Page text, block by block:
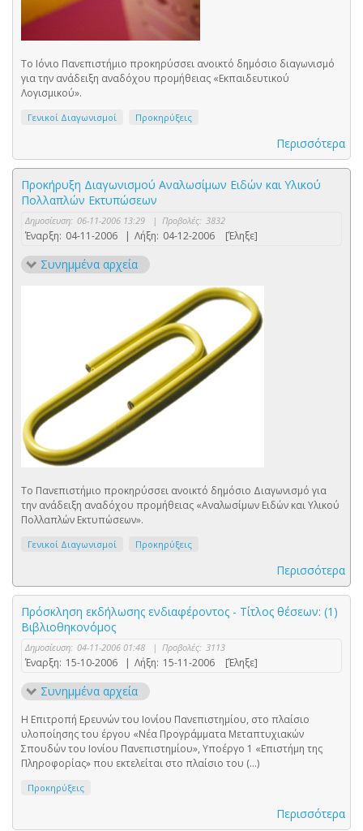
Το Ιόνιο Πανεπιστήμιο προκηρύσσει ανοικτό δημόσιο διαγωνισμό
για την ανάδειξη αναδόχου προμήθειας «Εκπαιδευτικού
Λογισμικού».
Γενικοί Διαγωνισμοί Προκηρύξεις
Περισσότερα
Προκήρυξη Διαγωνισμού Αναλωσίμων Ειδών και Υλικού
Πολλαπλών Εκτυπώσεων
Δημοσίευση: 06-11-2006 13:29 | Προβολές: 3832
Έναρξη: 04-11-2006 | Λήξη: 04-12-2006 [Έληξε]
Συνημμένα αρχεία
Το Πανεπιστήμιο προκηρύσσει ανοικτό δημόσιο Διαγωνισμό για
την ανάδειξη αναδόχου προμήθειας «Αναλωσίμων Ειδών και Υλικού
Πολλαπλών Εκτυπώσεων».
Γενικοί Διαγωνισμοί Προκηρύξεις
Περισσότερα
Πρόσκληση εκδήλωσης ενδιαφέροντος - Τίτλος θέσεων: (1)
Βιβλιοθηκονόμος
Δημοσίευση: 04-11-2006 01:48 | Προβολές: 3113
Έναρξη: 15-10-2006 | Λήξη: 15-11-2006 [Έληξε]
Συνημμένα αρχεία
Η Επιτροπή Ερευνών του Ιονίου Πανεπιστημίου, στο πλαίσιο
υλοποίησης του έργου «Νέα Προγράμματα Μεταπτυχιακών
Σπουδών του Ιονίου Πανεπιστημίου», Υποέργο 1 «Επιστήμη της
Πληροφορίας» που εκτελείται στο πλαίσιο του (...)
Προκηρύξεις
Περισσότερα